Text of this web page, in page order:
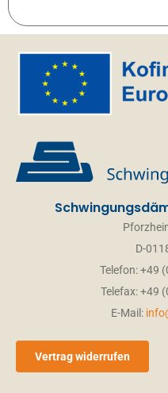
D-
Telefon: +49
Telefax: +49
E-Mail:
Vertrag widerrufen